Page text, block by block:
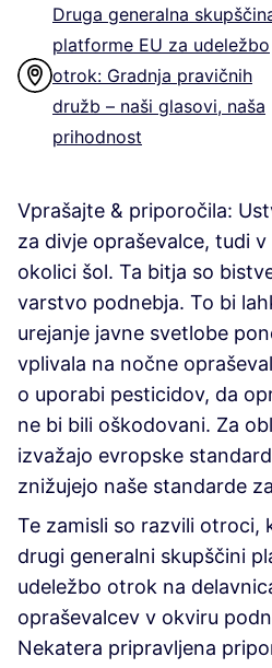
Druga generalna
platforme EU za udeležbo
otrok: Gradnja pravičnih
družb – naši glasovi, naša
prihodnost
Vprašajte & priporočila:
za divje opraševalce, tudi
okolici šol. Ta bitja so
varstvo podnebja. To bi
urejanje javne svetlobe
vplivala na nočne
o uporabi pesticidov, da
ne bi bili oškodovani. Za
izvažajo evropske
znižujejo naše standarde
Te zamisli so razvili otroci,
drugi generalni skupščini
udeležbo otrok na
opraševalcev v okviru
Nekatera pripravljena